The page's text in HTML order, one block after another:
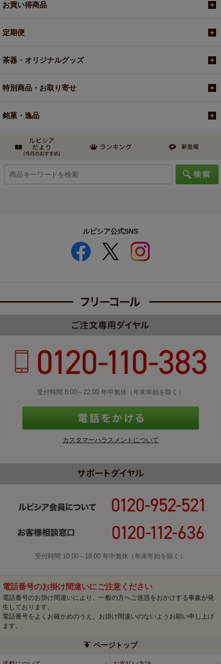
お買い得商品
定期便
茶器・オリジナルグッズ
特別商品・お取り寄せ
銘菓・逸品
ルピシア公式SNS
受付時間 8:00～22:00 年中無休（年末年始を除く）
カスタマーハラスメントについて
受付時間 10:00～18:00 年中無休（年末年始を除く）
電話番号のお掛け間違いにご注意ください
電話番号のお掛け間違いにより、一般の方へご迷惑をおかけする事象が発
生しております。
電話番号をよくお確かめのうえ、お掛け間違いのないようお願い申し上げ
ます。
ページトップ